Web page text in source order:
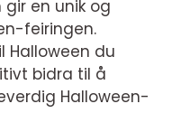
en unik og
feiringen.
Halloween du
bidra til å
Halloween-